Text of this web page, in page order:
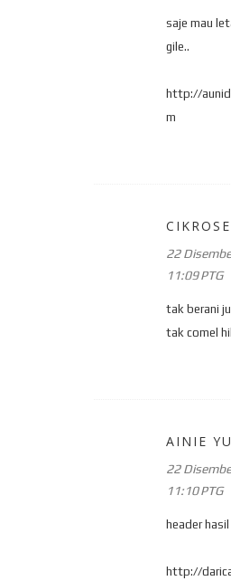
saje mau
gile..
http://
m
22
11:09 PTG
tak berani
tak comel
AINIE
22
11:10 PTG
header
http://